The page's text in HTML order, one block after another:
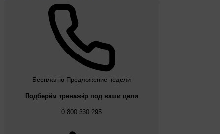
Бесплатно Предложение недели
Подберём тренажёр под ваши цели
0 800 330 295